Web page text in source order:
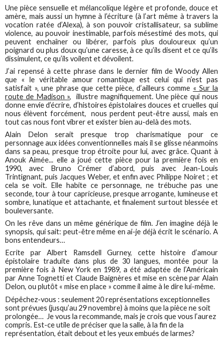
Une pièce sensuelle et mélancolique légère et profonde, douce et
amère, mais aussi un hymne à l’écriture (à l’art même à travers la
vocation ratée d’Alexa), à son pouvoir cristallisateur, sa sublime
violence, au pouvoir inestimable, parfois mésestimé des mots, qui
peuvent enchaîner ou libérer, parfois plus douloureux qu’un
poignard ou plus doux qu’une caresse, à ce qu’ils disent et ce qu’ils
dissimulent, ce qu’ils voilent et dévoilent.
J’ai repensé à cette phrase dans le dernier film de Woody Allen
que « le véritable amour romantique est celui qui n’est pas
satisfait », une phrase que cette pièce, d’ailleurs comme « Sur la
route de Madison », illustre magnifiquement. Une pièce qui nous
donne envie d’écrire, d’histoires épistolaires douces et cruelles qui
nous élèvent forcément, nous perdent peut-être aussi, mais en
tout cas nous font vibrer et exister bien au-delà des mots.
Alain Delon serait presque trop charismatique pour ce
personnage aux idées conventionnelles mais il se glisse néanmoins
dans sa peau, presque trop étroite pour lui, avec grâce. Quant à
Anouk Aimée... elle a joué cette pièce pour la première fois en
1990, avec Bruno Crémer d’abord, puis avec Jean-Louis
Trintignant, puis Jacques Weber, et enfin avec Philippe Noiret ; et
cela se voit. Elle habite ce personnage, ne trébuche pas une
seconde, tour à tour capricieuse, presque arrogante, lumineuse et
sombre, lunatique et attachante, et finalement surtout blessée et
bouleversante.
On les rêve dans un même générique de film. J’en imagine déjà le
synopsis, qui sait: peut-être même en ai-je déjà écrit le scénario. A
bons entendeurs…
Ecrite par Albert Ramsdell Gurney, cette histoire d’amour
épistolaire traduite dans plus de 30 langues, montée pour la
première fois à New York en 1989, a été adaptée de l’Américain
par Anne Tognetti et Claude Baignères et mise en scène par Alain
Delon, ou plutôt « mise en place » comme il aime à le dire lui-même.
Dépêchez-vous : seulement 20 représentations exceptionnelles
sont prévues (jusqu’au 29 novembre) à moins que la pièce ne soit
prolongée… Je vous la recommande, mais je crois que vous l’aurez
compris. Est-ce utile de préciser que la salle, à la fin de la
représentation, était debout et les yeux embués de larmes?